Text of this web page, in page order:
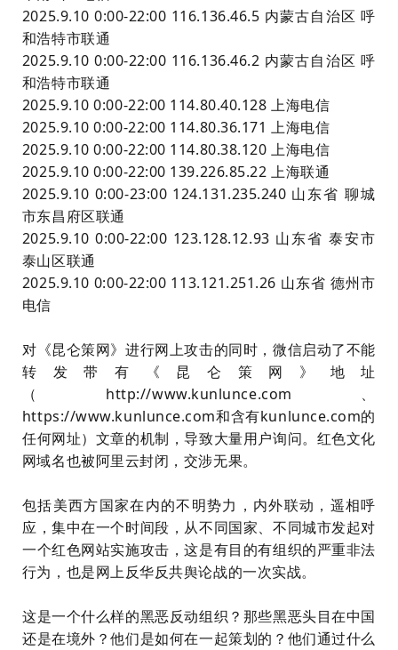
2025.9.10 0:00-22:00 116.136.46.5 内蒙古自治区 呼
和浩特市联通
2025.9.10 0:00-22:00 116.136.46.2 内蒙古自治区 呼
和浩特市联通
2025.9.10 0:00-22:00 114.80.40.128 上海电信
2025.9.10 0:00-22:00 114.80.36.171 上海电信
2025.9.10 0:00-22:00 114.80.38.120 上海电信
2025.9.10 0:00-22:00 139.226.85.22 上海联通
2025.9.10 0:00-23:00 124.131.235.240 山东省 聊城
市东昌府区联通
2025.9.10 0:00-22:00 123.128.12.93 山东省 泰安市
泰山区联通
2025.9.10 0:00-22:00 113.121.251.26 山东省 德州市
电信
对《昆仑策网》进行网上攻击的同时， 微信启动了不能
转发带有《昆仑策网》地址
（http://www.kunlunce.com、
https://www.kunlunce.com和含有kunlunce.com的
任何网址）文章的机制，导致大量用户询问。红色文化
网域名也被阿里云封闭，交涉无果。
包括美西方国家在内的不明势力，内外联动，遥相呼
应，集中在一个时间段，从不同国家、不同城市发起对
一个红色网站实施攻击，这是有目的有组织的严重非法
行为，也是网上反华反共舆论战的一次实战。
这是一个什么样的黑恶反动组织？那些黑恶头目在中国
还是在境外？他们是如何在一起策划的？他们通过什么